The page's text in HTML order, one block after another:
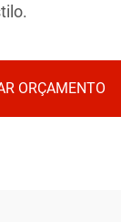
ORÇAMENTO